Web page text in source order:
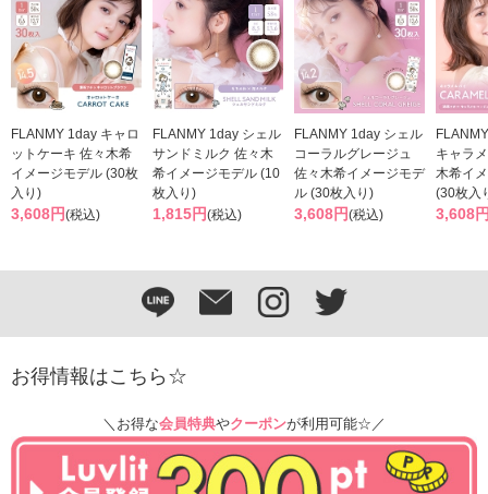
FLANMY 1day キャロ
ットケーキ 佐々木希
イメージモデル (30枚
入り)
3,608円(税込)
FLANMY 1day シェル
サンドミルク 佐々木
希イメージモデル (10
枚入り)
1,815円(税込)
FLANMY 1day シェル
コーラルグレージュ
佐々木希イメージモデ
ル (30枚入り)
3,608円(税込)
キャラ
木希イ
(30枚入
3,608
お得情報はこちら☆
＼お得な会員特典やクーポンが利用可能☆／